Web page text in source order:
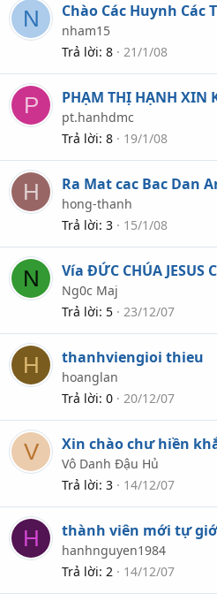
N Chào Các Huynh Các
nham15
Trả lời 8 21/1/08
P PHẠM THỊ HẠNH XIN
pt.hanhdmc
Trả lời 8 19/1/08
H Ra Mat cac Bac Dan
hong-thanh
Trả lời 3 15/1/08
N Vía ĐỨC CHÚA JESUS
Ng0c Maj
Trả lời 5 23/12/07
H thanhviengioi thieu
hoanglan
Trả lời 0 20/12/07
V Xin chào chư hiền
Vô Danh Đậu Hủ
Trả lời 3 14/12/07
H thành viên mới tự
hanhnguyen1984
Trả lời 2 14/12/07